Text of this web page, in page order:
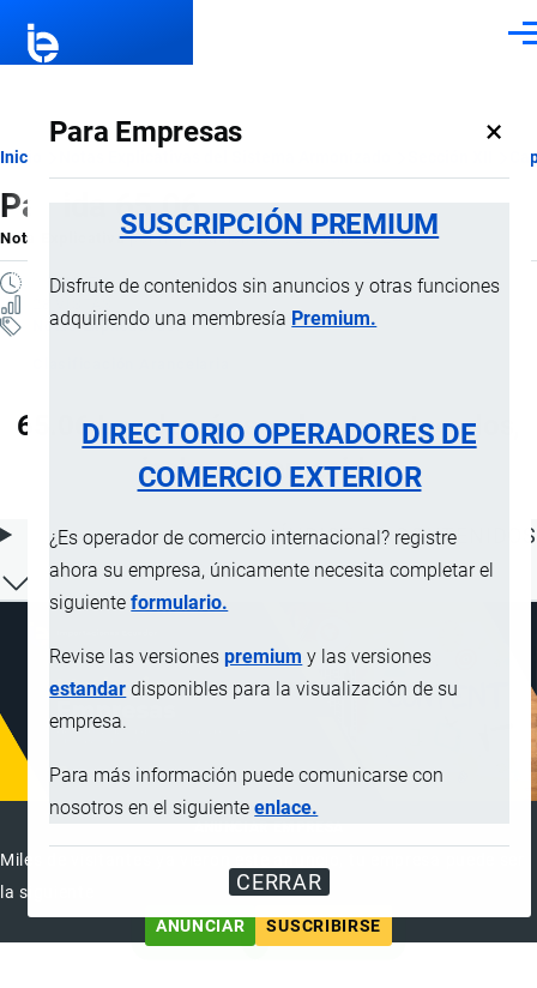
Para Empresas ×
SUSCRIPCIÓN PREMIUM
Disfrute de contenidos sin anuncios y otras funciones
adquiriendo una membresía Premium.
DIRECTORIO OPERADORES DE
COMERCIO EXTERIOR
¿Es operador de comercio internacional? registre
ahora su empresa, únicamente necesita completar el
siguienteformulario.
Revise las versionespremium y las versiones
estandar disponibles para la visualización de su
empresa.
Para más información puede comunicarse con
nosotros en el siguienteenlace.
CERRAR
Ruta
de
navegación
Inicio
Partida 65.06
Nota ExplicativaporImportaciones …, 20 Julio, 2024
1 MINUTO
Notas Explicativas
65.06 Los demás sombreros y tocados,
incluso guarnecidos
ÍNDICE DE CONTENIDOS
Miles de visitantes ya vieron este anuncio, tu empresa puede ser
la siguiente
ANUNCIAR
SUSCRIBIRSE